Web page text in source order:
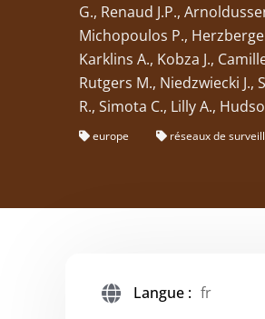
G., Renaud J.P.,
Michopoulos P.,
Karklins A., Kobza J.,
Rutgers M., Niedzwiecki J.,
R., Simota C., Lilly A.,
europe réseaux de
Langue : fr